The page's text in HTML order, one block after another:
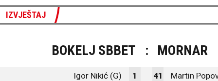
IZVJEŠTAJ
BOKELJ SBBET : MORNAR
Igor Nikić (G) 1 41 Martin